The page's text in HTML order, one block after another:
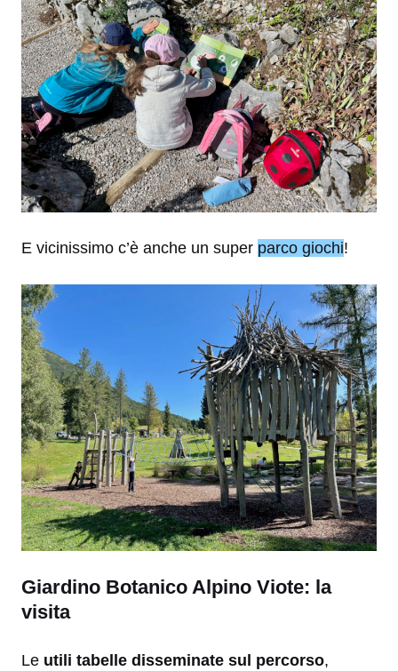
E vicinissimo c’è anche un super parco giochi!
Giardino Botanico Alpino Viote: la
visita
Le utili tabelle disseminate sul percorso,